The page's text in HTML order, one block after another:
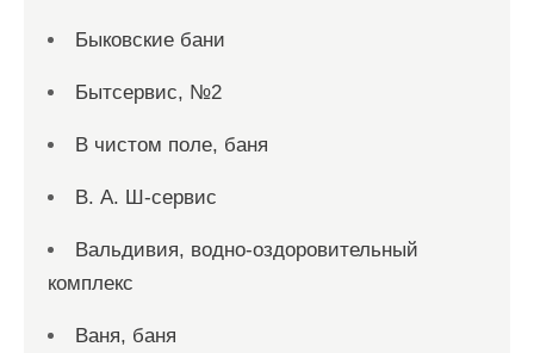
Быковские бани
Бытсервис, №2
В чистом поле, баня
В. А. Ш-сервис
Вальдивия, водно-оздоровительный
комплекс
Ваня, баня